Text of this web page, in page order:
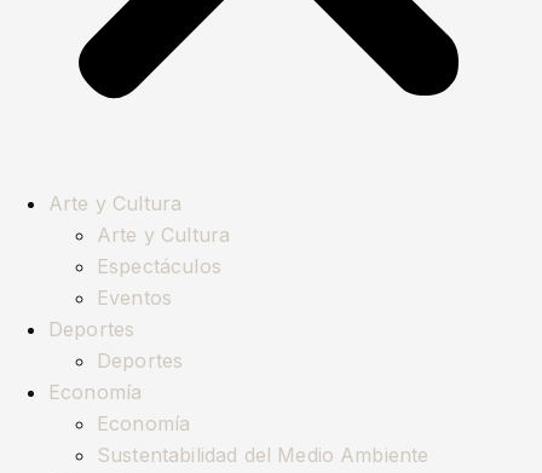
Arte y Cultura
Arte y Cultura
Espectáculos
Eventos
Deportes
Deportes
Economía
Economía
Sustentabilidad del Medio Ambiente